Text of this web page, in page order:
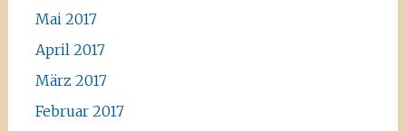
Mai 2017
April 2017
März 2017
Februar 2017